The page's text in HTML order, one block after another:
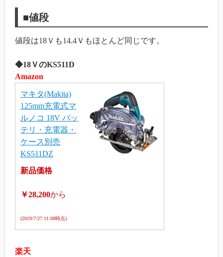
■値段
値段は18Ｖも14.4Ｖもほとんど同じです。
◆18ＶのKS511D
Amazon
マキタ(Makita)
125mm充電式マ
ルノコ 18V バッ
テリ・充電器・
ケース別売
KS511DZ
新品価格
￥28,200から
(2019/7/27 11:08時点)
楽天